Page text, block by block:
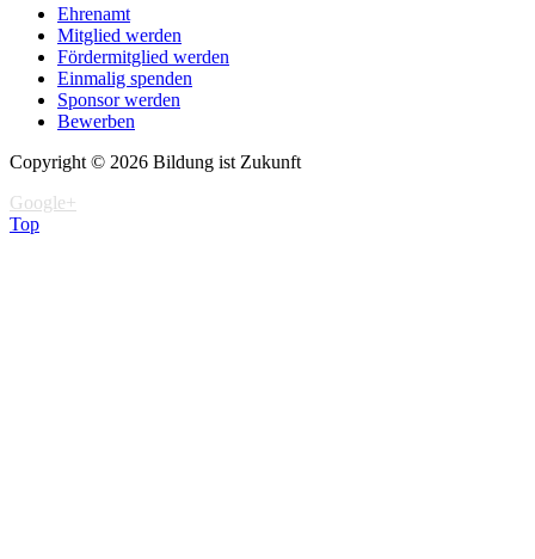
Ehrenamt
Mitglied werden
Fördermitglied werden
Einmalig spenden
Sponsor werden
Bewerben
Copyright © 2026 Bildung ist Zukunft
Google+
Top